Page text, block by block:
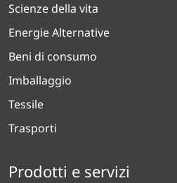
Scienze della vita
Energie Alternative
Beni di consumo
Imballaggio
Tessile
Trasporti
Prodotti e servizi